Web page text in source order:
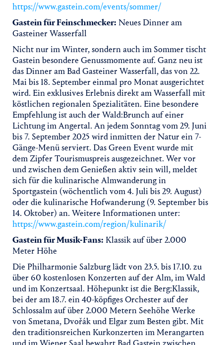
https://www.gastein.com/events/sommer/
Gastein für Feinschmecker: Neues Dinner am
Gasteiner Wasserfall
Nicht nur im Winter, sondern auch im Sommer tischt
Gastein besondere Genussmomente auf. Ganz neu ist
das Dinner am Bad Gasteiner Wasserfall, das von 22.
Mai bis 18. September einmal pro Monat ausgerichtet
wird. Ein exklusives Erlebnis direkt am Wasserfall mit
köstlichen regionalen Spezialitäten. Eine besondere
Empfehlung ist auch der Wald:Brunch auf einer
Lichtung im Angertal. An jedem Sonntag vom 29. Juni
bis 7. September 2025 wird inmitten der Natur ein 7-
Gänge-Menü serviert. Das Green Event wurde mit
dem Zipfer Tourismuspreis ausgezeichnet. Wer vor
und zwischen dem Genießen aktiv sein will, meldet
sich für die kulinarische Almwanderung in
Sportgastein (wöchentlich vom 4. Juli bis 29. August)
oder die kulinarische Hofwanderung (9. September bis
14. Oktober) an. Weitere Informationen unter:
https://www.gastein.com/region/kulinarik/
Gastein für Musik-Fans: Klassik auf über 2.000
Meter Höhe
Die Philharmonie Salzburg lädt von 23.5. bis 17.10. zu
über 60 kostenlosen Konzerten auf der Alm, im Wald
und im Konzertsaal. Höhepunkt ist die Berg:Klassik,
bei der am 18.7. ein 40-köpfiges Orchester auf der
Schlossalm auf über 2.000 Metern Seehöhe Werke
von Smetana, Dvořák und Elgar zum Besten gibt. Mit
den traditionsreichen Kurkonzerten im Merangarten